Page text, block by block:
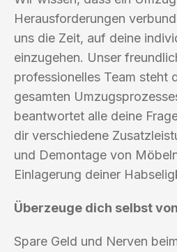
Herausforderungen
uns die Zeit, auf deine
einzugehen. Unser
professionelles Team steht
gesamten
beantwortet alle deine
dir verschiedene
und Demontage von
Einlagerung deiner
Überzeuge dich selbst
Spare Geld und Nerven